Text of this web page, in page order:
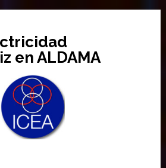
en ALDAMA